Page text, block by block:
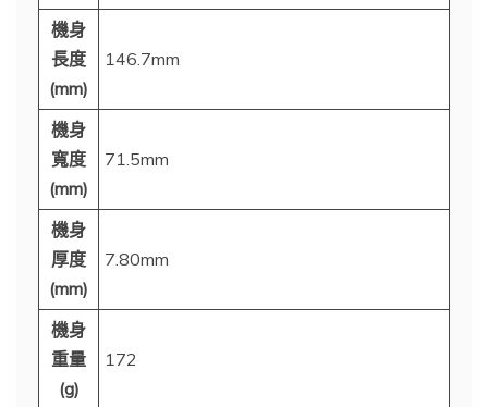
機身
長度
(mm)
146.7mm
機身
寬度
(mm)
71.5mm
機身
厚度
(mm)
7.80mm
機身
重量
(g)
172